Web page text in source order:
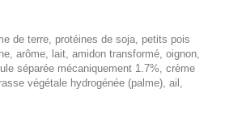
de terre, protéines de soja, petits pois
arôme, lait, amidon transformé, oignon,
séparée mécaniquement 1.7%, crème
végétale hydrogénée (palme), ail,